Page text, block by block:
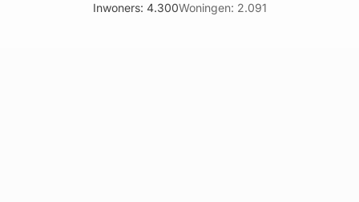
Inwoners: 4.300Woningen: 2.091